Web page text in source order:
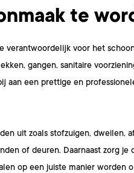
te
verantwoordelijk voor het
gangen, sanitaire
aan een prettige en
uit zoals stofzuigen, dweilen,
of deuren. Daarnaast zorg
op een juiste manier worden